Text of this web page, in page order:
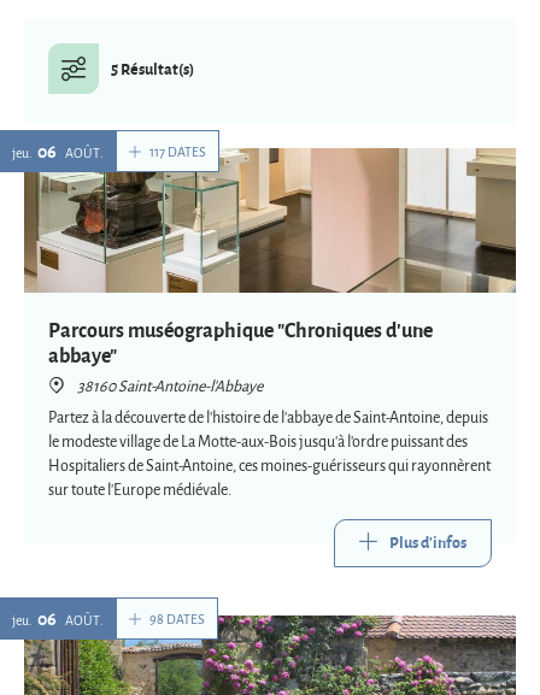
5 Résultat(s)
117 DATES
jeu. 06 AOÛT
Parcours muséographique "Chroniques d'une
abbaye"
38160 Saint-Antoine-l'Abbaye
Partez à la découverte de l'histoire de l'abbaye de Saint-Antoine, depuis
le modeste village de La Motte-aux-Bois jusqu'à l'ordre puissant des
Hospitaliers de Saint-Antoine, ces moines-guérisseurs qui rayonnèrent
sur toute l'Europe médiévale.
Plus d'infos
98 DATES
jeu. 06 AOÛT